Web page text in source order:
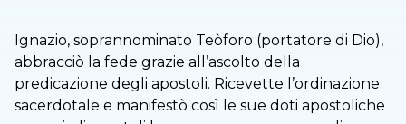
Ignazio, soprannominato Teòforo (portatore di Dio),
abbracciò la fede grazie all’ascolto della
predicazione degli apostoli. Ricevette l’ordinazione
sacerdotale e manifestò così le sue doti apostoliche